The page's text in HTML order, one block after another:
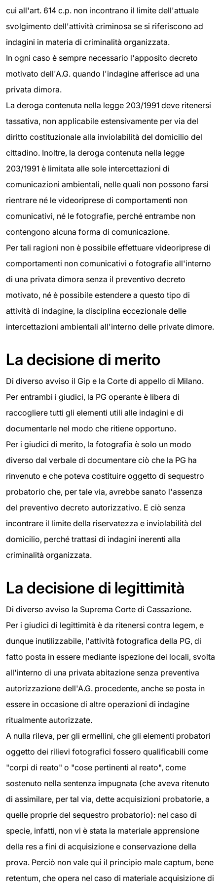
cui all'art. 614 c.p. non incontrano il limite dell'attuale
svolgimento dell'attività criminosa se si riferiscono ad
indagini in materia di criminalità organizzata.
In ogni caso è sempre necessario l'apposito decreto
motivato dell'A.G. quando l'indagine afferisce ad una
privata dimora.
La deroga contenuta nella legge 203/1991 deve ritenersi
tassativa, non applicabile estensivamente per via del
diritto costituzionale alla inviolabilità del domicilio del
cittadino. Inoltre, la deroga contenuta nella legge
203/1991 è limitata alle sole intercettazioni di
comunicazioni ambientali, nelle quali non possono farsi
rientrare né le videoriprese di comportamenti non
comunicativi, né le fotografie, perché entrambe non
contengono alcuna forma di comunicazione.
Per tali ragioni non è possibile effettuare videoriprese di
comportamenti non comunicativi o fotografie all'interno
di una privata dimora senza il preventivo decreto
motivato, né è possibile estendere a questo tipo di
attività di indagine, la disciplina eccezionale delle
intercettazioni ambientali all'interno delle private dimore.
La decisione di merito
Di diverso avviso il Gip e la Corte di appello di Milano.
Per entrambi i giudici, la PG operante è libera di
raccogliere tutti gli elementi utili alle indagini e di
documentarle nel modo che ritiene opportuno.
Per i giudici di merito, la fotografia è solo un modo
diverso dal verbale di documentare ciò che la PG ha
rinvenuto e che poteva costituire oggetto di sequestro
probatorio che, per tale via, avrebbe sanato l'assenza
del preventivo decreto autorizzativo. E ciò senza
incontrare il limite della riservatezza e inviolabilità del
domicilio, perché trattasi di indagini inerenti alla
criminalità organizzata.
La decisione di legittimità
Di diverso avviso la Suprema Corte di Cassazione.
Per i giudici di legittimità è da ritenersi contra legem, e
dunque inutilizzabile, l'attività fotografica della PG, di
fatto posta in essere mediante ispezione dei locali, svolta
all'interno di una privata abitazione senza preventiva
autorizzazione dell'A.G. procedente, anche se posta in
essere in occasione di altre operazioni di indagine
ritualmente autorizzate.
A nulla rileva, per gli ermellini, che gli elementi probatori
oggetto dei rilievi fotografici fossero qualificabili come
"corpi di reato" o "cose pertinenti al reato", come
sostenuto nella sentenza impugnata (che aveva ritenuto
di assimilare, per tal via, dette acquisizioni probatorie, a
quelle proprie del sequestro probatorio): nel caso di
specie, infatti, non vi è stata la materiale apprensione
della res a fini di acquisizione e conservazione della
prova. Perciò non vale qui il principio male captum, bene
retentum, che opera nel caso di materiale acquisizione di